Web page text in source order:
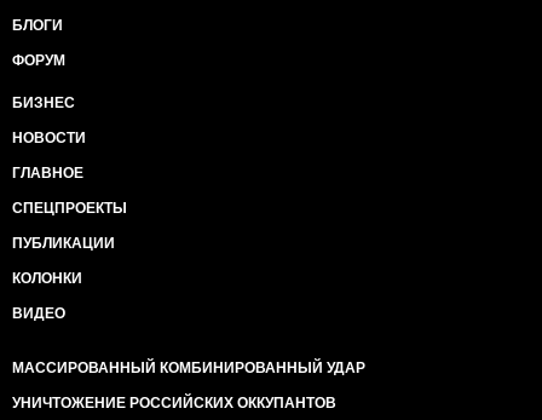
БЛОГИ
ФОРУМ
БИЗНЕС
НОВОСТИ
ГЛАВНОЕ
СПЕЦПРОЕКТЫ
ПУБЛИКАЦИИ
КОЛОНКИ
ВИДЕО
МАССИРОВАННЫЙ КОМБИНИРОВАННЫЙ УДАР
УНИЧТОЖЕНИЕ РОССИЙСКИХ ОККУПАНТОВ